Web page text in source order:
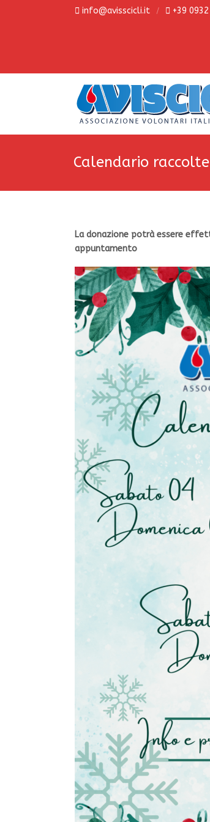
info@avisscicli.it +39
Calendario
La donazione potrà essere
appuntamento